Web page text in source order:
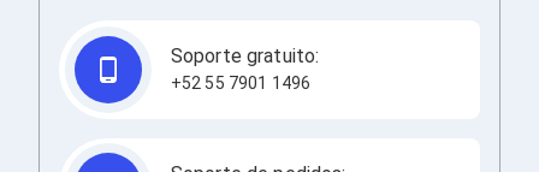
Teclados Numéricos
Controles de Juego para PC
Servidores
Accesorios para Servidores
Charolas para Racks y Gabinetes
Soporte gratuito:
+52 55 7901 1496